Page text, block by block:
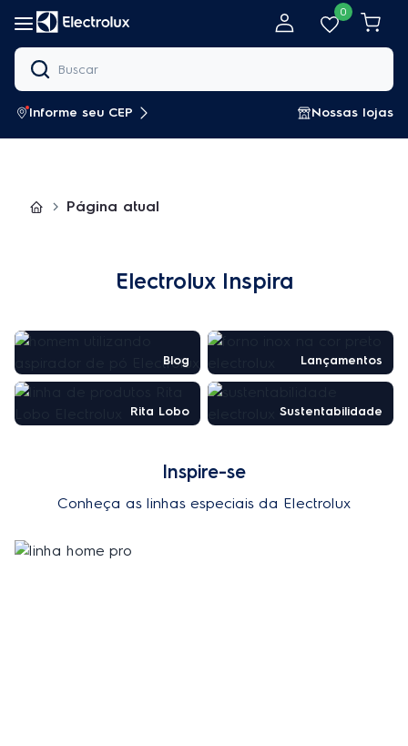
Pular para o conteúdo 0
Informe seu CEP Nossas lojas
Página atual
Electrolux Inspira
Blog Lançamentos
Rita Lobo Sustentabilidade
Inspire-se
Conheça as linhas especiais da Electrolux